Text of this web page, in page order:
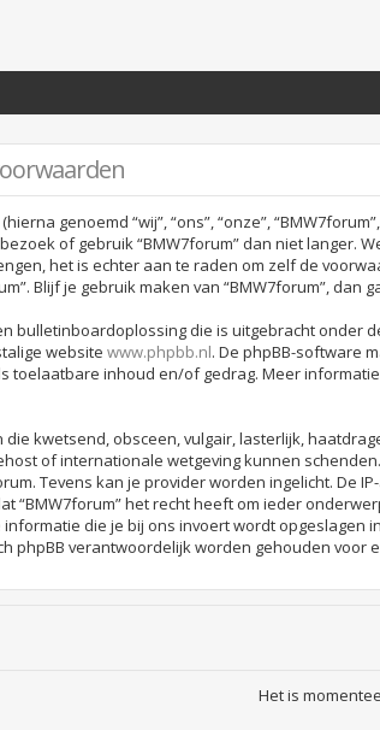
genoemd “wij”, “ons”, “onze”,
of gebruik “BMW7forum” dan niet langer.
het is echter aan te raden om zelf de
Blijf je gebruik maken van “BMW7forum”,
bulletinboardoplossing die is uitgebracht onder
website www.phpbb.nl. De phpBB-software
toelaatbare inhoud en/of gedrag. Meer
kwetsend, obsceen, vulgair, lasterlijk,
of internationale wetgeving kunnen
Tevens kan je provider worden ingelicht. De
“BMW7forum” het recht heeft om ieder
die je bij ons invoert wordt
phpBB verantwoordelijk worden gehouden
Het is